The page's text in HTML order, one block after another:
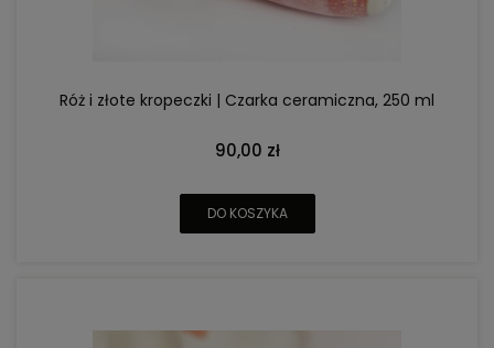
Róż i złote kropeczki | Czarka ceramiczna, 250 ml
90,00 zł
DO KOSZYKA